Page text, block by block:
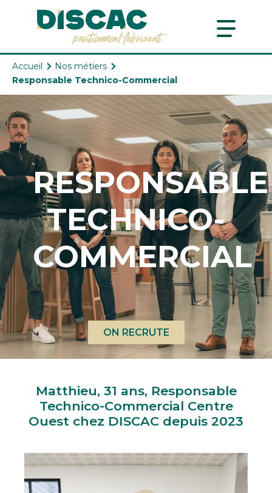
Accueil
Nos métiers
Responsable Technico-Commercial
RESPONSABLE
TECHNICO-
COMMERCIAL
ON RECRUTE
Matthieu, 31 ans, Responsable
Technico-Commercial Centre
Ouest chez DISCAC depuis 2023